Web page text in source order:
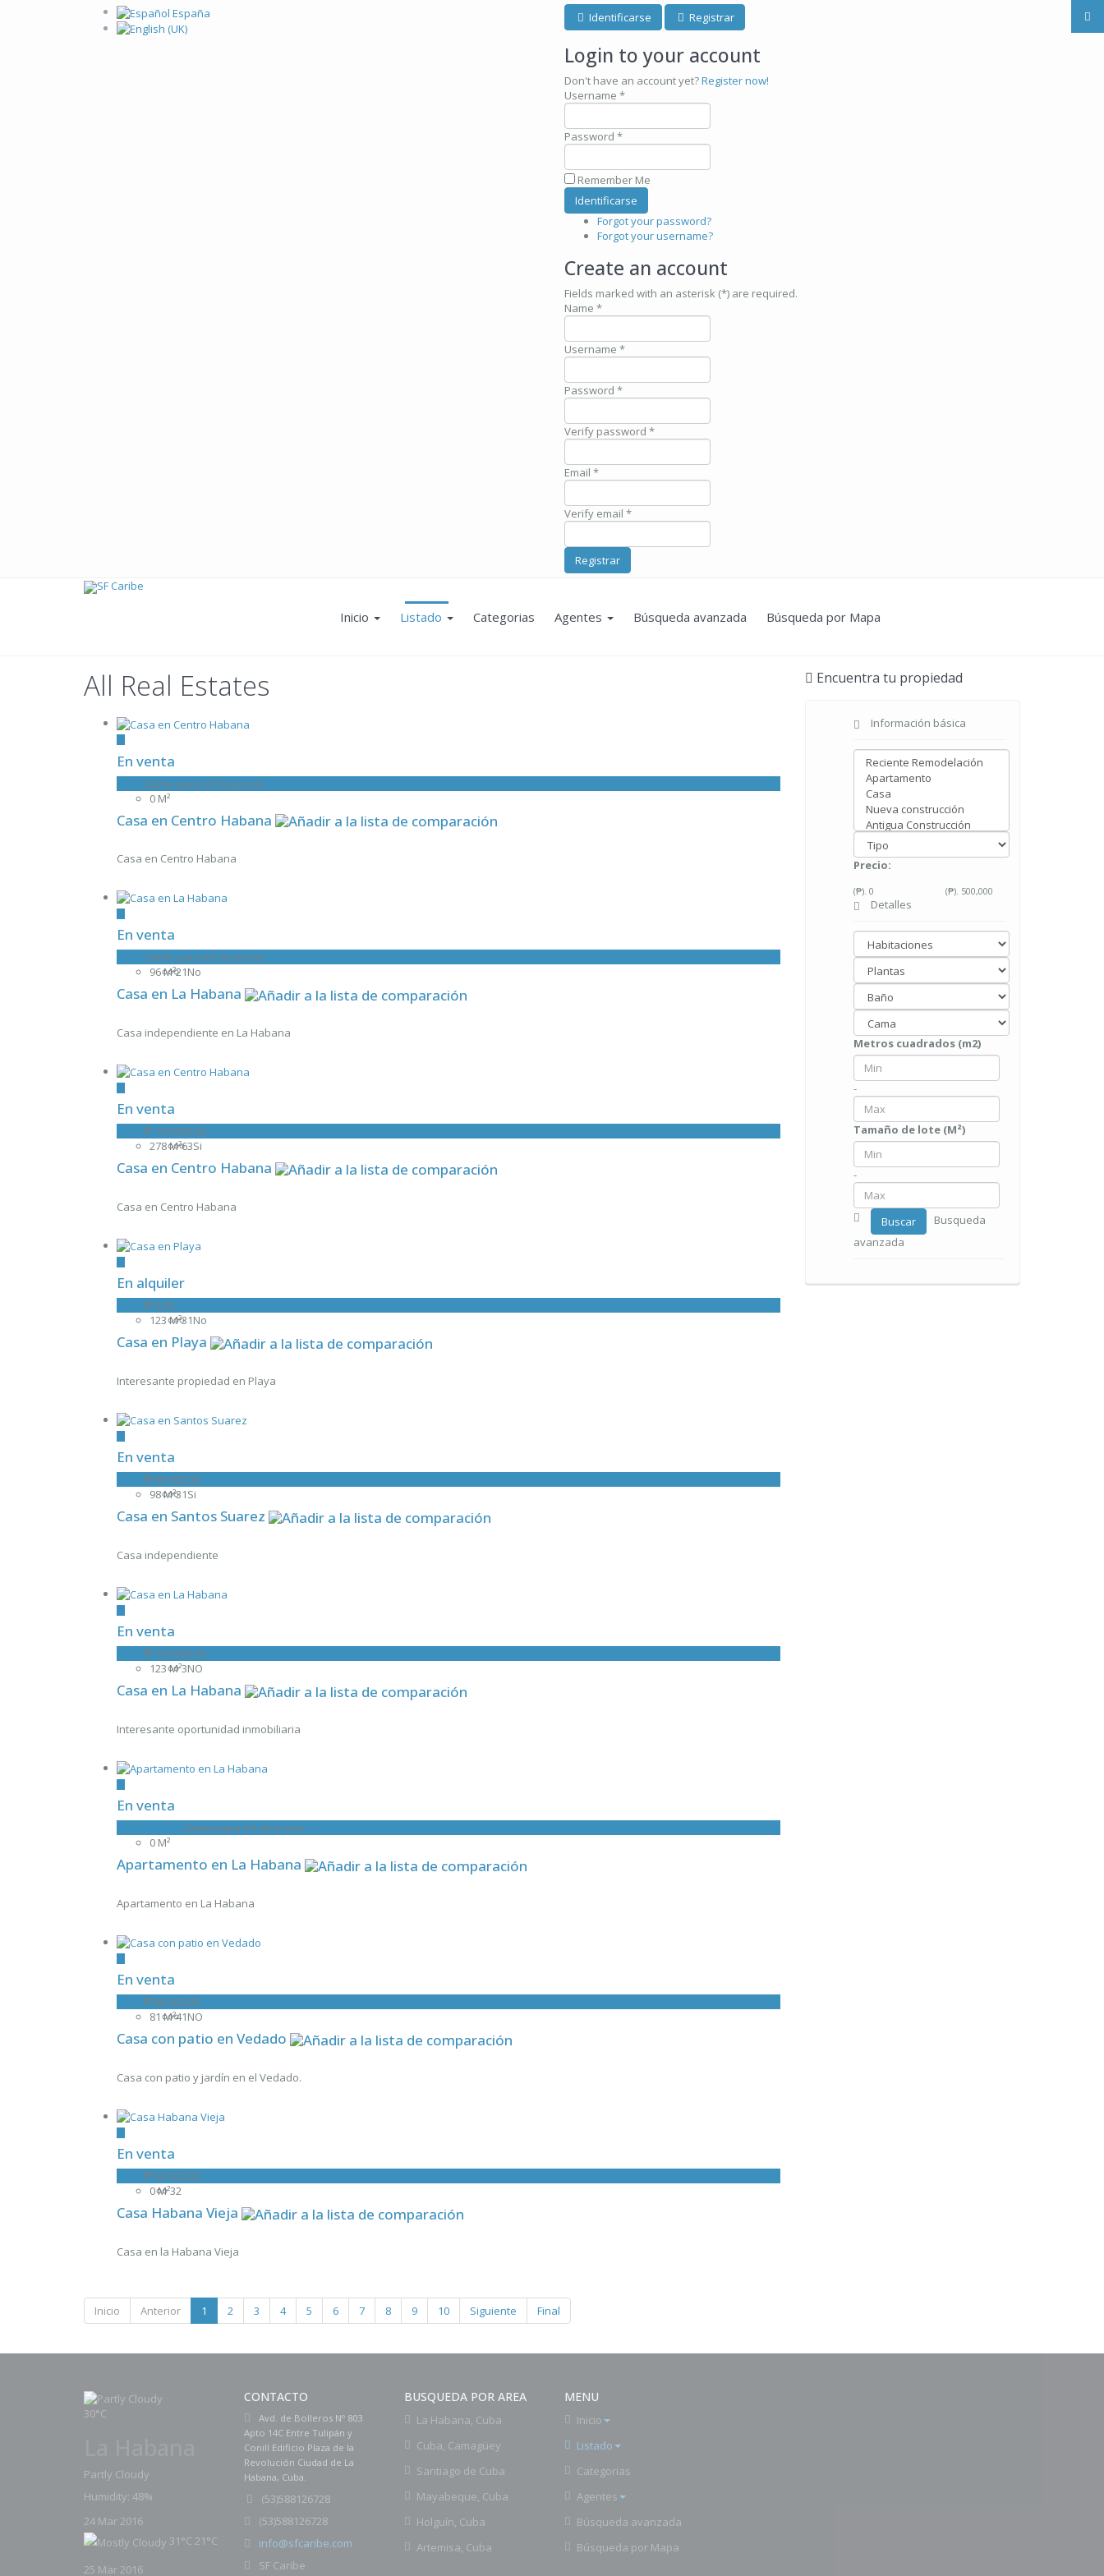
Identificarse Registrar
Login to your account
Don't have an account yet?Register now!
Username *
Password *
Remember Me
Forgot your password?
Forgot your username?
Create an account
Fields marked with an asterisk (*) are required.
Name *
Username *
Password *
Verify password *
Email *
Verify email *
Registrar
Inicio Listado Categorias Agentes Búsqueda avanzada Búsqueda por Mapa
All Real Estates
En venta
Llame para inf de precio
0 M²
Casa en Centro Habana
Casa en Centro Habana
En venta
Llame para inf de precio
96 M²21No
Casa en La Habana
Casa independiente en La Habana
En venta
₱ 150 000,00
278 M²63Si
Casa en Centro Habana
Casa en Centro Habana
En alquiler
₱ 0,00
123 M²31No
Casa en Playa
Interesante propiedad en Playa
En venta
₱ 60 000,00
98 M²31Si
Casa en Santos Suarez
Casa independiente
En venta
₱ 120 000,00
123 M²3NO
Casa en La Habana
Interesante oportunidad inmobiliaria
En venta
Llame para inf de precio
0 M²
Apartamento en La Habana
Apartamento en La Habana
En venta
₱ 86 000,00
81 M²41NO
Casa con patio en Vedado
Casa con patio y jardín en el Vedado.
En venta
₱ 90 000,00
0 M²32
Casa Habana Vieja
Casa en la Habana Vieja
Inicio Anterior 1 2 3 4 5 6 7 8 9 10 Siguiente Final
Encuentra tu propiedad
Información básica
Precio:
(₱). 0 (₱). 500,000
Detalles
Metros cuadrados (m2)
-
Tamaño de lote (M²)
-
Buscar
Busqueda
avanzada
30°C
Partly Cloudy
Humidity: 48%
24 Mar 2016
31°C 21°C
25 Mar 2016
CONTACTO
Avd. de Bolleros Nº 803
Apto 14C Entre Tulipán y
Conill Edificio Plaza de la
Revolución Ciudad de La
Habana, Cuba.
(53)588126728
(53)588126728
info@sfcaribe.com
SF Caribe
BUSQUEDA POR AREA
La Habana, Cuba
Cuba, Camagüey
Santiago de Cuba
Mayabeque, Cuba
Holguín, Cuba
Artemisa, Cuba
MENU
Inicio
Listado
Categorias
Agentes
Búsqueda avanzada
Búsqueda por Mapa